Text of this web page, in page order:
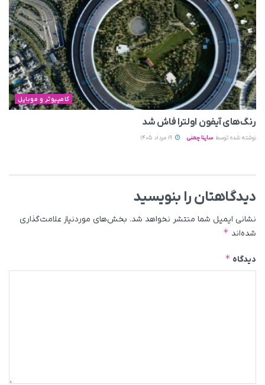
کامپیوتر و موبایل
رنگ‌های آیفون اولترا فاش شد
نوشته شده توسط ساینا چمنی
دیدگاهتان را بنویسید
نشانی ایمیل شما منتشر نخواهد شد. بخش‌های موردنیاز علامت‌گذاری
شده‌اند *
دیدگاه *